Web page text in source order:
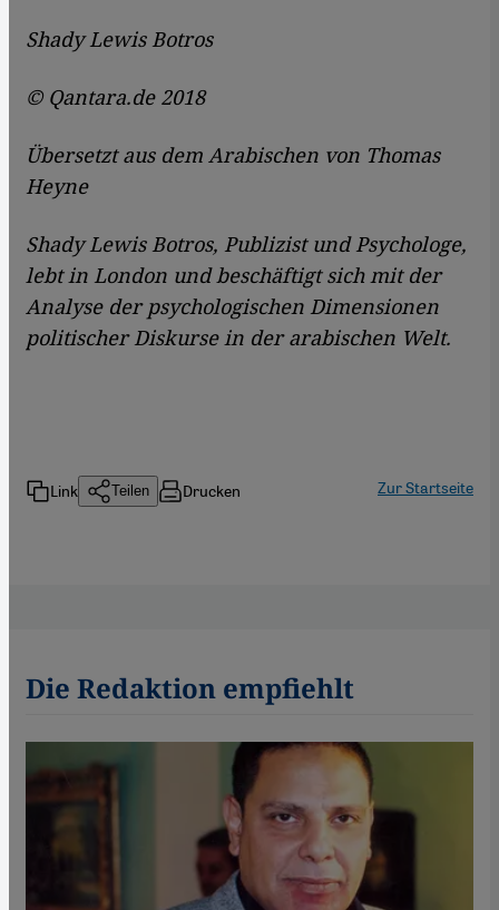
Shady Lewis Botros
© Qantara.de 2018
Übersetzt aus dem Arabischen von Thomas
Heyne
Shady Lewis Botros, Publizist und Psychologe,
lebt in London und beschäftigt sich mit der
Analyse der psychologischen Dimensionen
politischer Diskurse in der arabischen Welt.
Link Teilen Drucken Zur Startseite
Die Redaktion empfiehlt